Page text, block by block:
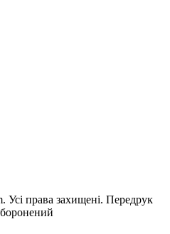
Усi права захищенi. Передрук